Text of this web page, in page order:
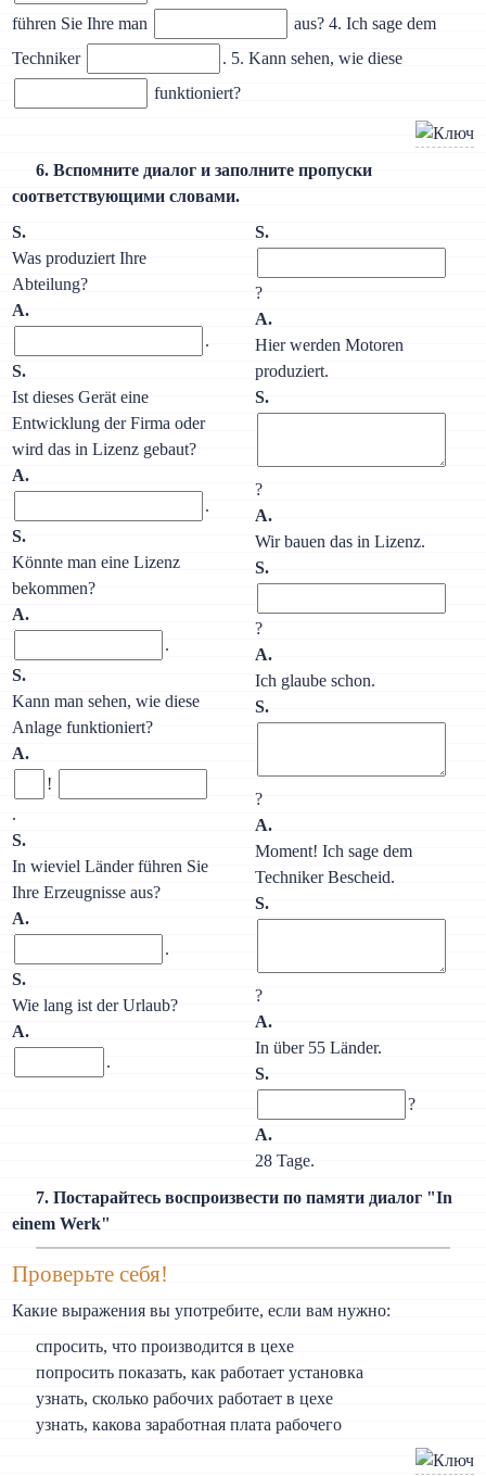
führen Sie Ihre man
aus? 4. Ich sage dem
Techniker
. 5. Kann sehen, wie diese
funktioniert?
6. Вспомните диалог и заполните пропуски
соответствующими словами.
S.
Was produziert Ihre
Abteilung?
A.
.
S.
Ist dieses Gerät eine
Entwicklung der Firma oder
wird das in Lizenz gebaut?
A.
.
S.
Könnte man eine Lizenz
bekommen?
A.
.
S.
Kann man sehen, wie diese
Anlage funktioniert?
A.
!
.
S.
In wieviel Länder führen Sie
Ihre Erzeugnisse aus?
A.
.
S.
Wie lang ist der Urlaub?
A.
.
S.
?
A.
Hier werden Motoren
produziert.
S.
?
A.
Wir bauen das in Lizenz.
S.
?
A.
Ich glaube schon.
S.
?
A.
Moment! Ich sage dem
Techniker Bescheid.
S.
?
A.
In über 55 Länder.
S.
?
A.
28 Tage.
7. Постарайтесь воспроизвести по памяти диалог "In
einem Werk"
Проверьте себя!
Какие выражения вы употребите, если вам нужно:
спросить, что производится в цехе
попросить показать, как работает установка
узнать, сколько рабочих работает в цехе
узнать, какова заработная плата рабочего